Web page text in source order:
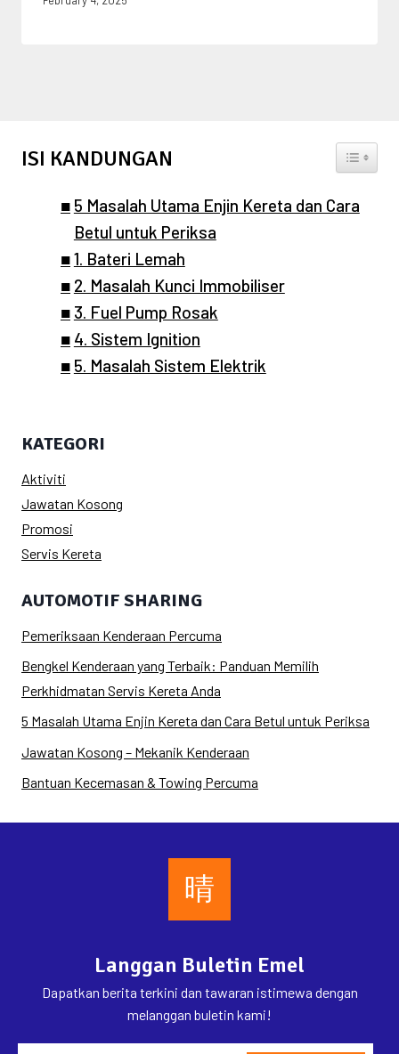
ISI KANDUNGAN TOGGLE
5 Masalah Utama Enjin Kereta dan Cara
Betul untuk Periksa
1. Bateri Lemah
2. Masalah Kunci Immobiliser
3. Fuel Pump Rosak
4. Sistem Ignition
5. Masalah Sistem Elektrik
KATEGORI
Aktiviti
Jawatan Kosong
Promosi
Servis Kereta
AUTOMOTIF SHARING
Pemeriksaan Kenderaan Percuma
Bengkel Kenderaan yang Terbaik: Panduan Memilih
Perkhidmatan Servis Kereta Anda
5 Masalah Utama Enjin Kereta dan Cara Betul untuk Periksa
Jawatan Kosong – Mekanik Kenderaan
Bantuan Kecemasan & Towing Percuma
Langgan Buletin Emel
Dapatkan berita terkini dan tawaran istimewa dengan
melanggan buletin kami!